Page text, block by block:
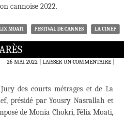
cannoise 2022.
MOATI FESTIVAL DE CANNES LA CINEF
26 MAI 2022 LAISSER UN COMMENTAIRE|
des courts métrages et de La
présidé par Yousry Nasrallah et
de Monia Chokri, Félix Moati,